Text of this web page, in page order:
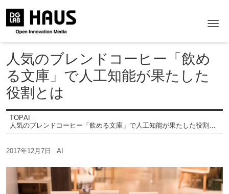
人気のブレンドコーヒー「飲め
る文庫」で人工知能が果たした
役割とは
TOPAI
人気のブレンドコーヒー「飲める文庫」で人工知能が果たした役割とは
2017年12月7日 AI